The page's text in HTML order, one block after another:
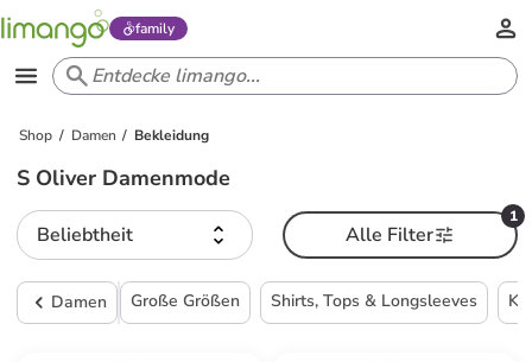
family
Shop Damen Bekleidung
S Oliver Damenmode
Beliebtheit
1
Alle Filter
Damen Große Größen Shirts, Tops & Longsleeves